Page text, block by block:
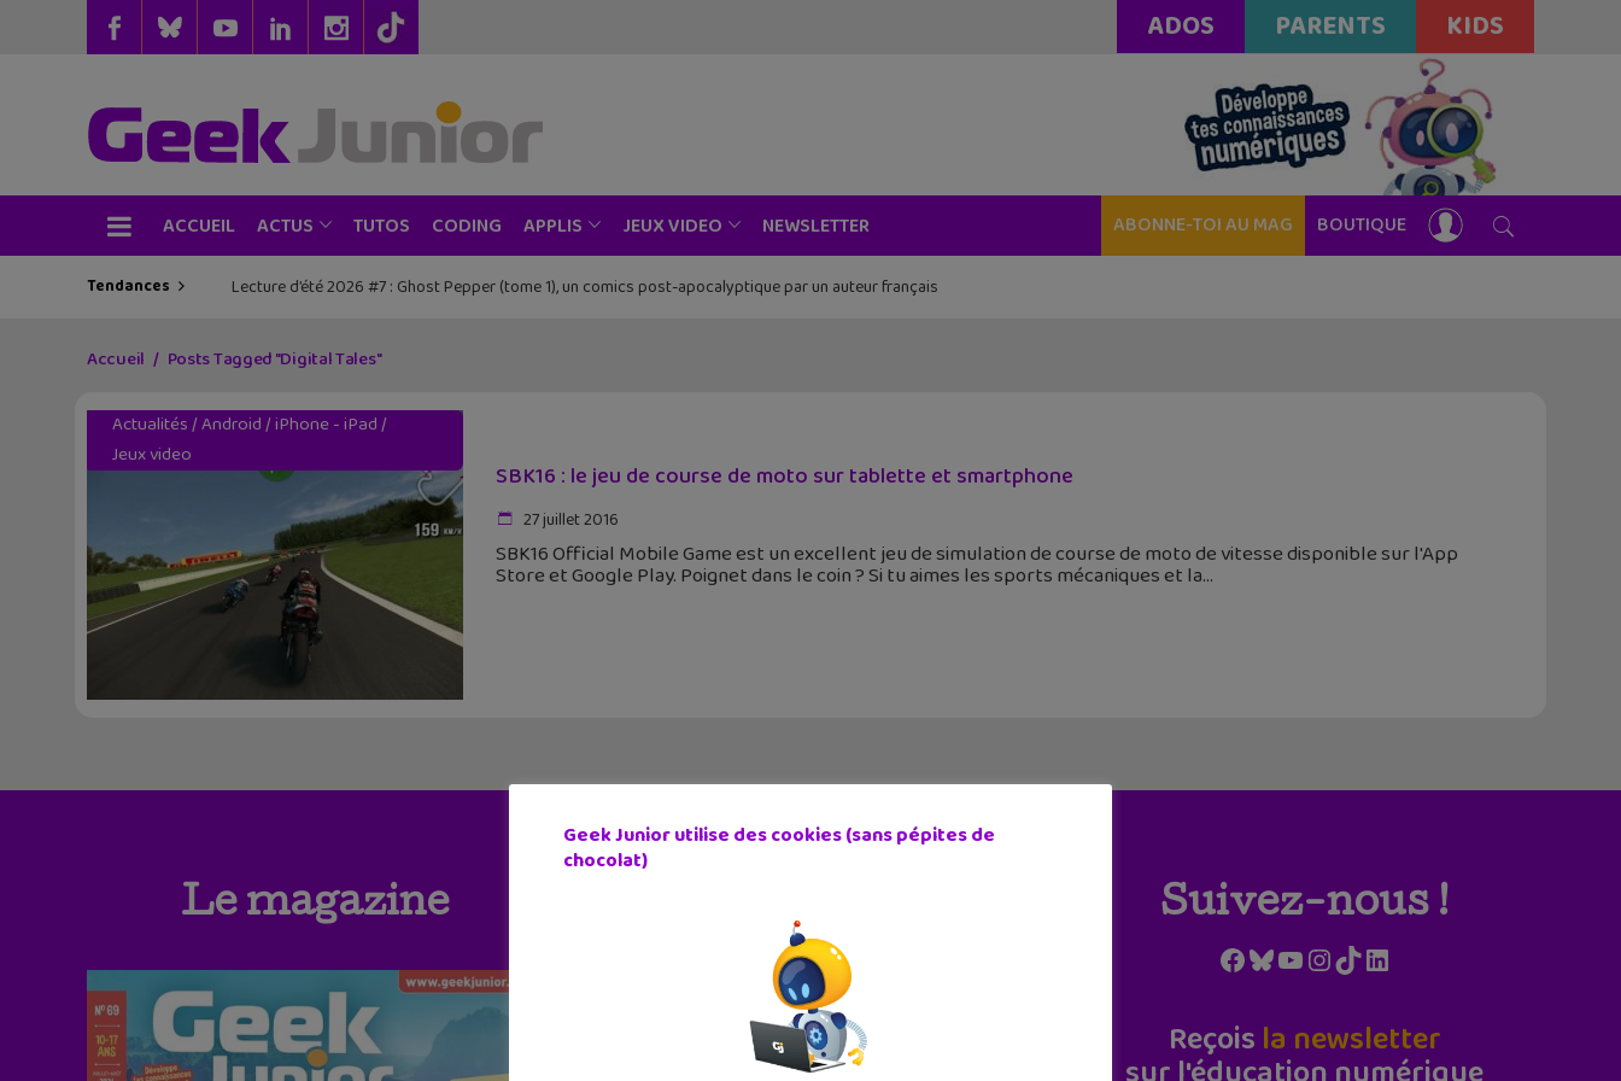
ADOS PARENTS KIDS
ACCUEIL ACTUS TUTOS CODING APPLIS JEUX VIDEO NEWSLETTER ABONNE-TOI AU MAG BOUTIQUE
Tendances Lecture d’été 2026 #7 : Ghost Pepper (tome 1), un comics post-apocalyptique par un auteur français
Accueil Posts Tagged "Digital Tales"
Actualités/Android/iPhone - iPad/
Jeux video
SBK16 : le jeu de course de moto sur tablette et smartphone
27 juillet 2016
SBK16 Official Mobile Game est un excellent jeu de simulation de course de moto de vitesse disponible sur l'App
Store et Google Play. Poignet dans le coin ? Si tu aimes les sports mécaniques et la
Le magazine Suivez-nous !
Facebook
Bluesky
YouTube
Instagram
TikTokLinkedIn
Reçois la newsletter
Geek Junior utilise des cookies (sans pépites de
chocolat)